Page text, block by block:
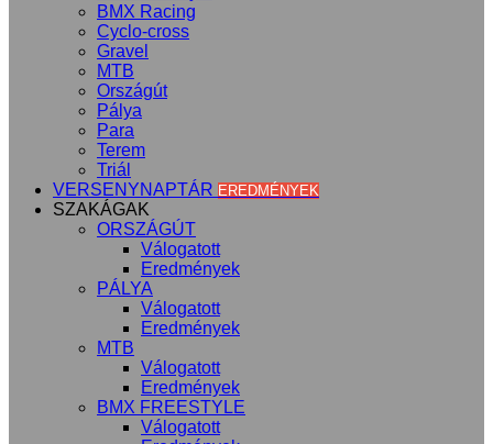
BMX Racing
Cyclo-cross
Gravel
MTB
Országút
Pálya
Para
Terem
Triál
VERSENYNAPTÁR EREDMÉNYEK
SZAKÁGAK
ORSZÁGÚT
Válogatott
Eredmények
PÁLYA
Válogatott
Eredmények
MTB
Válogatott
Eredmények
BMX FREESTYLE
Válogatott